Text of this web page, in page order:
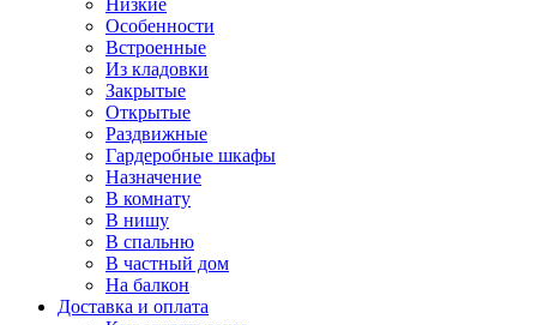
Низкие
Особенности
Встроенные
Из кладовки
Закрытые
Открытые
Раздвижные
Гардеробные шкафы
Назначение
В комнату
В нишу
В спальню
В частный дом
На балкон
Доставка и оплата